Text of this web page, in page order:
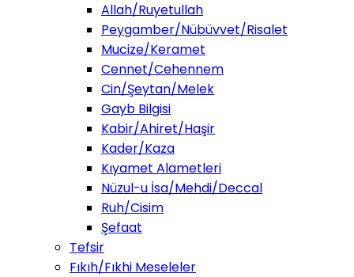
Allah/Ruyetullah
Peygamber/Nübüvvet/Risalet
Mucize/Keramet
Cennet/Cehennem
Cin/Şeytan/Melek
Gayb Bilgisi
Kabir/Ahiret/Haşir
Kader/Kaza
Kıyamet Alametleri
Nüzul-u İsa/Mehdi/Deccal
Ruh/Cisim
Şefaat
Tefsir
Fıkıh/Fıkhi Meseleler